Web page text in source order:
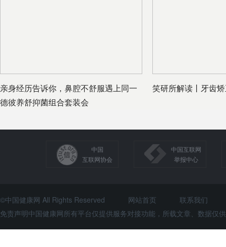
亲身经历告诉你，鼻腔不舒服遇上同一
德彼养舒抑菌组合套装会
笑研所解读丨牙齿
中国
互联网协会
中国互联网
举报中心
©中国健康网 All Rights Reserved 网站首页
联系我们
免责声明中国健康网所有平台仅提供服务对接功能，所载文章、数据